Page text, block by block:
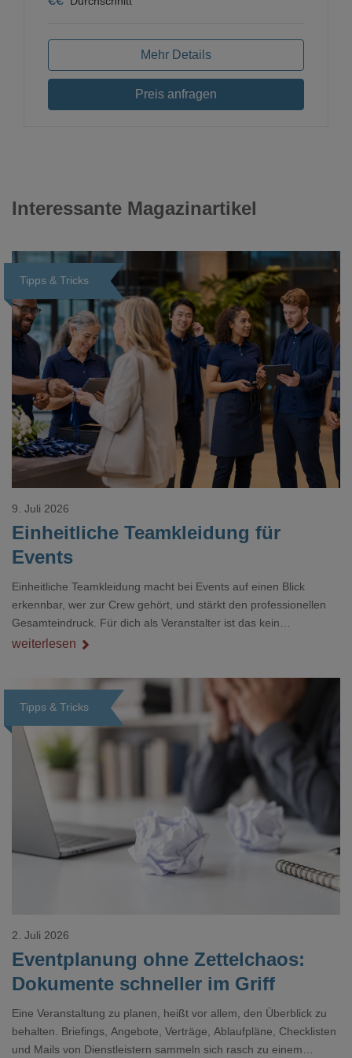
Mehr Details
Preis anfragen
Interessante Magazinartikel
Tipps & Tricks
Loading...
Einheitliche Teamkleidung für
Events
9. Juli 2026
Einheitliche Teamkleidung macht bei Events auf einen Blick
erkennbar, wer zur Crew gehört, und stärkt den professionellen
Gesamteindruck. Für dich als Veranstalter ist das kein
Nebenthema: Bei Textilien mit Stickerei oder mehreren
weiterlesen
Tipps & Tricks
Loading...
Eventplanung ohne Zettelchaos:
Dokumente schneller im Griff
2. Juli 2026
Eine Veranstaltung zu planen, heißt vor allem, den Überblick zu
behalten. Briefings, Angebote, Verträge, Ablaufpläne, Checklisten
und Mails von Dienstleistern sammeln sich rasch zu einem